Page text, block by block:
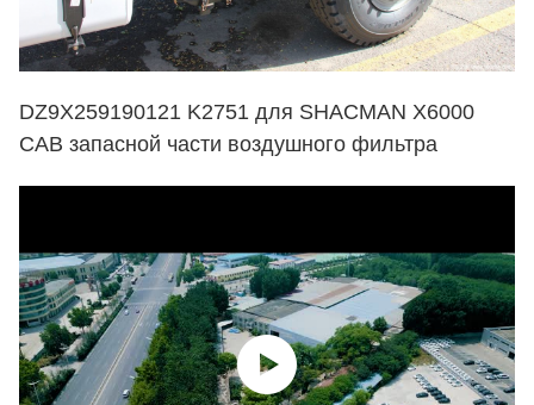
DZ9X259190121 K2751 для SHACMAN X6000
CAB запасной части воздушного фильтра